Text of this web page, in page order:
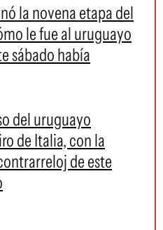
la novena etapa del
le fue al uruguayo
sábado había
del uruguayo
de Italia, con la
de este